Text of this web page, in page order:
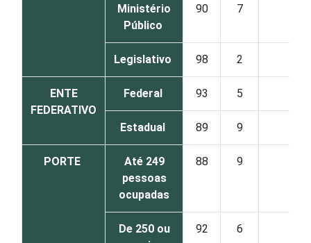
Ministério
Público
90 7
Legislativo 98 2
ENTE
FEDERATIVO
Federal 93 5
Estadual 89 9
PORTE
Até 249
pessoas
ocupadas
88 9
De 250 ou
92 6